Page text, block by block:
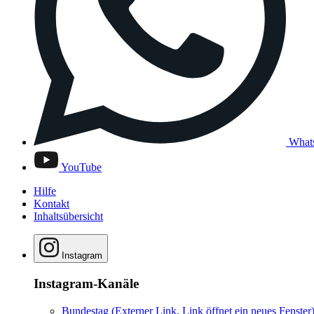
YouTube
Hilfe
Kontakt
Inhaltsübersicht
Instagram
Instagram-Kanäle
Bundestag (Externer Link, Link öffnet ein neues Fenster)